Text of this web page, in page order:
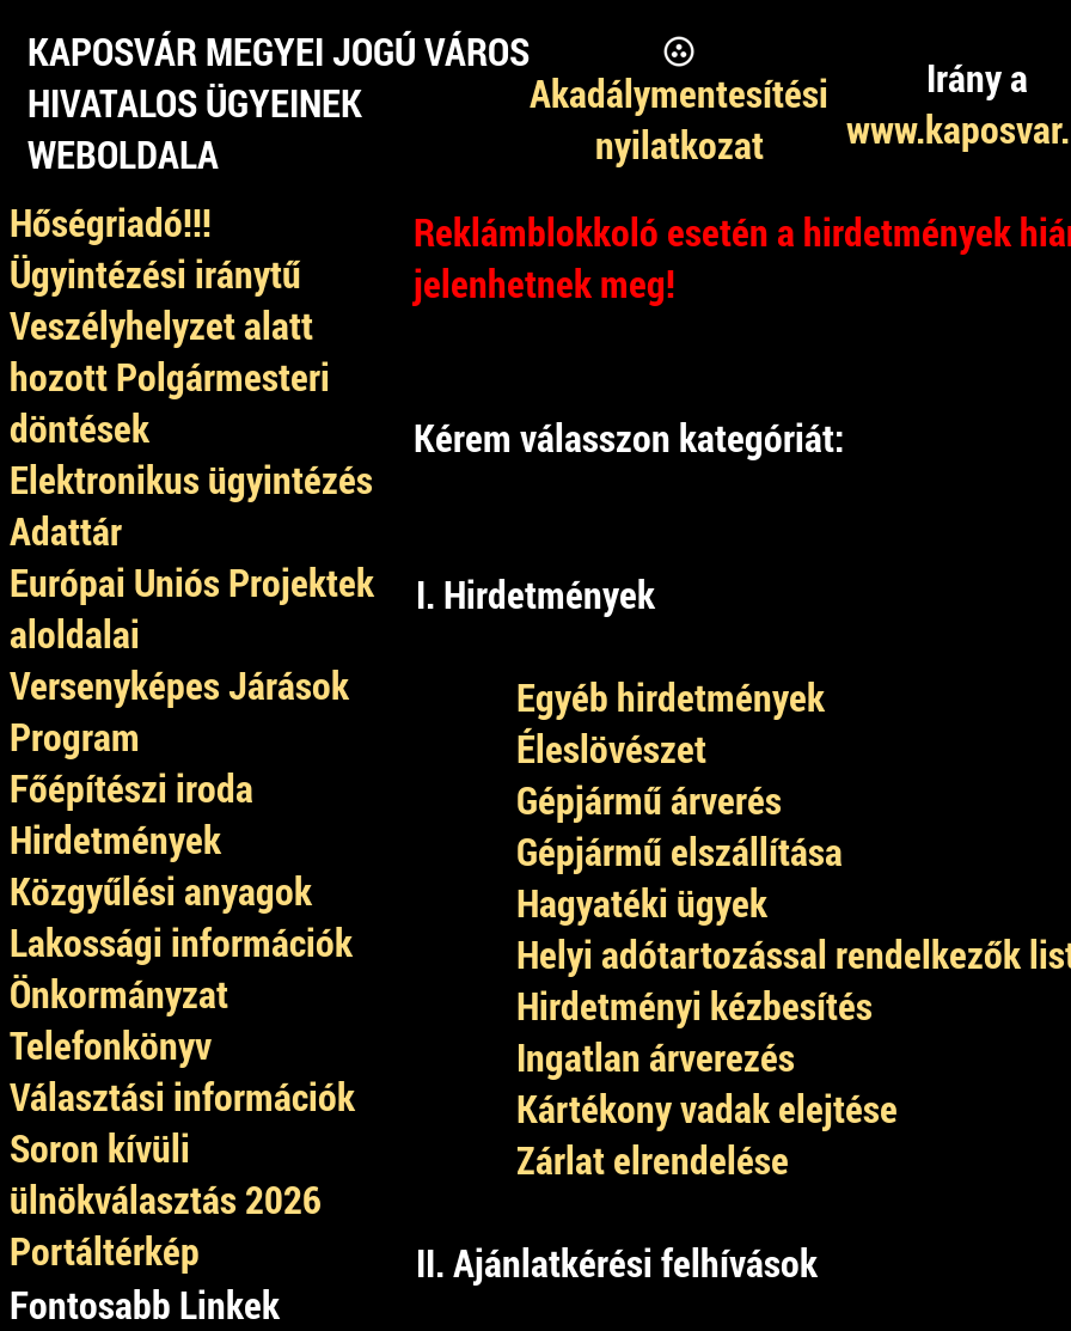
KAPOSVÁR MEGYEI JOGÚ VÁROS
HIVATALOS ÜGYEINEK
WEBOLDALA
Akadálymentesítési
nyilatkozat
Irány a
Hőségriadó!!!
Ügyintézési iránytű
Veszélyhelyzet alatt
hozott Polgármesteri
döntések
Elektronikus ügyintézés
Adattár
Európai Uniós Projektek
aloldalai
Versenyképes Járások
Program
Főépítészi iroda
Hirdetmények
Közgyűlési anyagok
Lakossági információk
Önkormányzat
Telefonkönyv
Választási információk
Soron kívüli
ülnökválasztás 2026
Portáltérkép
Fontosabb Linkek
Reklámblokkoló esetén a hirdetmények
jelenhetnek meg!
Kérem válasszon kategóriát:
I. Hirdetmények
Egyéb hirdetmények
Éleslövészet
Gépjármű árverés
Gépjármű elszállítása
Hagyatéki ügyek
Helyi adótartozással rendelkezők
Hirdetményi kézbesítés
Ingatlan árverezés
Kártékony vadak elejtése
Zárlat elrendelése
II. Ajánlatkérési felhívások